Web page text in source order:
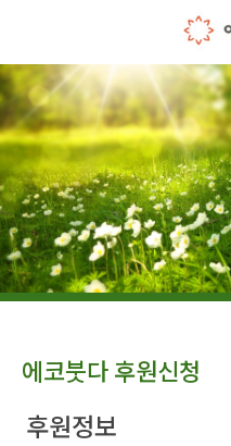
에코붓다 후원신청
후원정보